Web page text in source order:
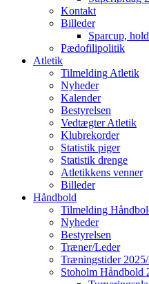
Kontakt
Billeder
Sparcup,
Pædofilipolitik
Atletik
Tilmelding Atletik
Nyheder
Kalender
Bestyrelsen
Vedtægter Atletik
Klubrekorder
Statistik piger
Statistik drenge
Atletikkens venner
Billeder
Håndbold
Tilmelding
Nyheder
Bestyrelsen
Træner/Leder
Træningstider
Stoholm Håndbold